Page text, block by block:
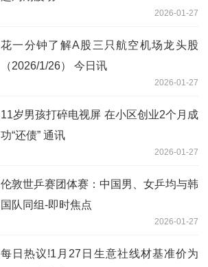
2026-01-27
花一分钟了解A股三只航空机场龙头股
（2026/1/26） 今日讯
2026-01-27
11岁男孩打碎电视屏 在小区创业2个月成
功“还债” 通讯
2026-01-27
伦敦世乒赛团体赛：中国男、女乒均与韩
国队同组-即时焦点
2026-01-27
每日热议!1月27日生意社线材基准价为